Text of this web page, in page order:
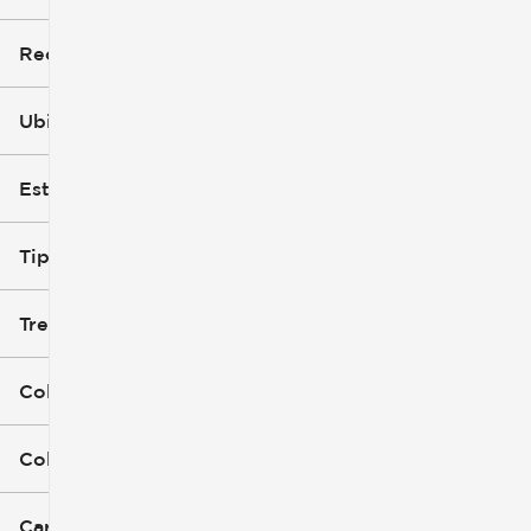
Recorte
Ubicación
Estilo de carrocería
Tipo de combustible
Tren de tracción
Color exterior
Color interior
Características